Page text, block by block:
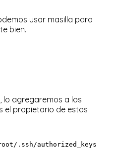
usar masilla para
bien.
lo agregaremos a los
el propietario de estos
authorized_keys /